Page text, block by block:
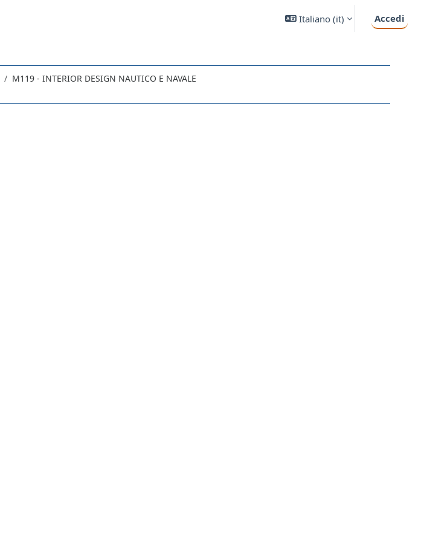
Italiano ‎(it)‎ Accedi
M119 - INTERIOR DESIGN NAUTICO E NAVALE